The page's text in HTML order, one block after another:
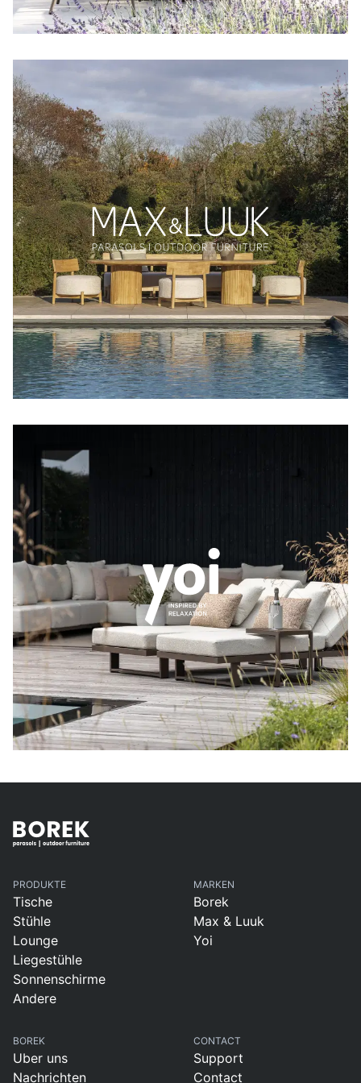
Uber uns
Sprachwahl
PRODUKTE
Tische
Stühle
Lounge
Liegestühle
Sonnenschirme
Andere
MARKEN
Borek
Max & Luuk
Yoi
BOREK
Uber uns
Nachrichten
CONTACT
Support
Contact